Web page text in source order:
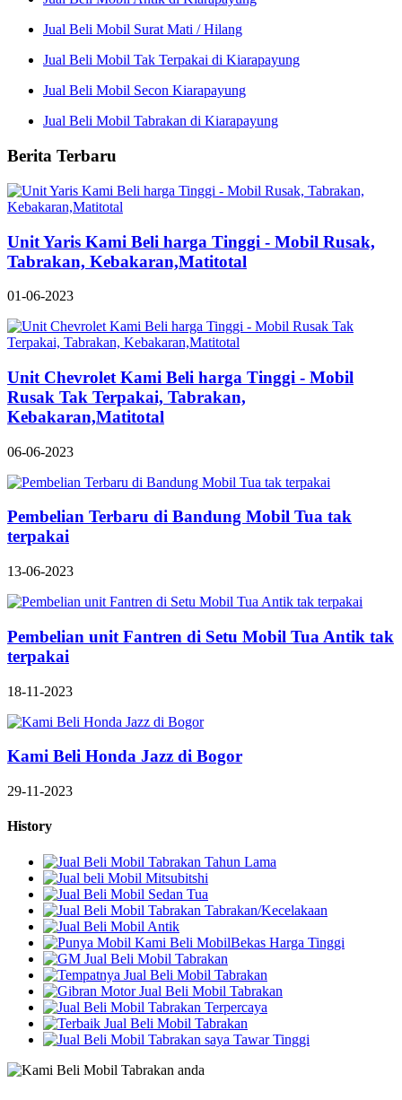
Jual Beli Mobil Surat Mati / Hilang
Jual Beli Mobil Tak Terpakai di Kiarapayung
Jual Beli Mobil Secon Kiarapayung
Jual Beli Mobil Tabrakan di Kiarapayung
Berita Terbaru
Unit Yaris Kami Beli harga Tinggi - Mobil Rusak,
Tabrakan, Kebakaran,Matitotal
01-06-2023
Unit Chevrolet Kami Beli harga Tinggi - Mobil
Rusak Tak Terpakai, Tabrakan,
Kebakaran,Matitotal
06-06-2023
Pembelian Terbaru di Bandung Mobil Tua tak
terpakai
13-06-2023
Pembelian unit Fantren di Setu Mobil Tua Antik tak
terpakai
18-11-2023
Kami Beli Honda Jazz di Bogor
29-11-2023
History